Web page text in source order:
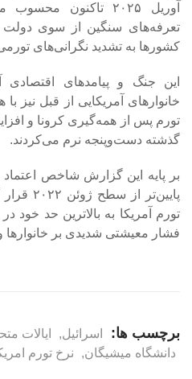
آوریل ۲۰۲۵
تعرفه‌های سنگین از سوی دولت
کشورها به تشدید نگرانی‌های
این جنگ و پیامدهای
خانوارهای آمریکایی از قبل نیز
تورم پس از همه‌گیری کرونا و
گذشته دست‌وپنجه نرم می‌کردند.
بر پایه این گزارش شاخص اعتماد
تورم آمریکا به بالاترین حد خود
فشار معیشتی شدیدی بر خانوارها
برچسب ها: اسرائیل, ایالات
دانشگاه میشیگان, نرخ تورم